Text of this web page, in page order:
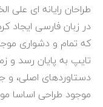
طراحان رایانه ای
در زبان فارسی ایجاد
که تمام و دشواری
تایپ به پایان رسد و
دستاوردهای اصلی، و
موجود طراحی اساسا